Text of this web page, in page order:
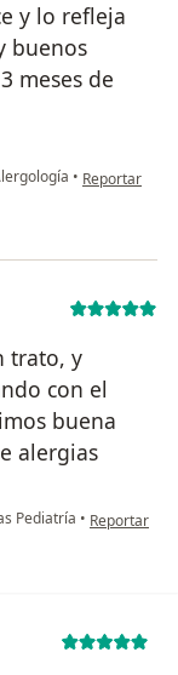
y lo refleja
buenos
meses de
• en opinión
Reportar
trato, y
con el
buena
alergias
Pediatría • en opinión
Reportar